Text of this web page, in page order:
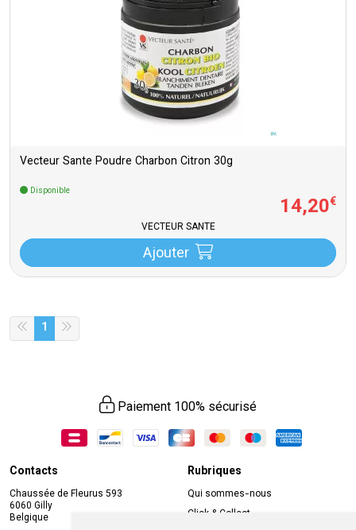
Vecteur Sante Poudre Charbon Citron 30g
Disponible
14,20€
VECTEUR SANTÉ
Ajouter
1
Paiement 100% sécurisé
Contacts
Chaussée de Fleurus 593
6060 Gilly
Belgique
Rubriques
Qui sommes-nous
Click & Collect